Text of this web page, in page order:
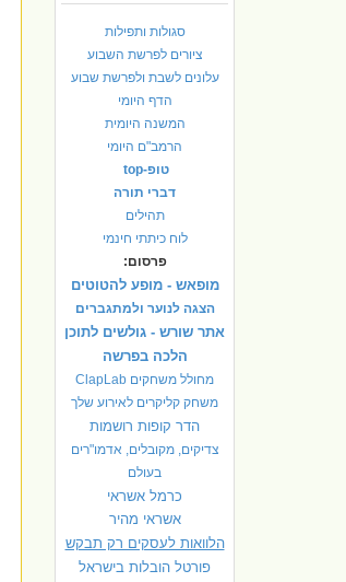
סגולות ותפילות
ציורים לפרשת השבוע
עלונים לשבת ולפרשת שבוע
הדף היומי
המשנה היומית
הרמב"ם היומי
טופ-top
דברי תורה
תהילים
לוח כיתתי חינמי
פרסום:
מופאש - מופע להטוטים
הצגה לנוער ולמתגברים
אתר שורש - גולשים לתוכן
הלכה בפרשה
מחולל משחקים ClapLab
משחק קליקרים לאירוע שלך
הדר קופות רושמות
צדיקים, מקובלים, אדמו"רים
בעולם
כרמל אשראי
אשראי מהיר
הלוואות לעסקים רק תבקש
פורטל הובלות בישראל